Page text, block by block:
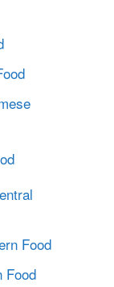
Food
Food